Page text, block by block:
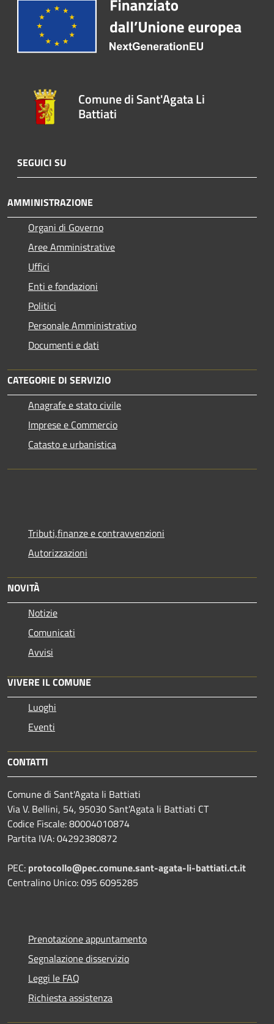
Comune di Sant'Agata Li
Battiati
SEGUICI SU
AMMINISTRAZIONE
Organi di Governo
Aree Amministrative
Uffici
Enti e fondazioni
Politici
Personale Amministrativo
Documenti e dati
CATEGORIE DI SERVIZIO
Anagrafe e stato civile
Imprese e Commercio
Catasto e urbanistica
Tributi,finanze e contravvenzioni
Autorizzazioni
NOVITÀ
Notizie
Comunicati
Avvisi
VIVERE IL COMUNE
Luoghi
Eventi
CONTATTI
Comune di Sant'Agata li Battiati
Via V. Bellini, 54, 95030 Sant'Agata li Battiati CT
Codice Fiscale: 80004010874
Partita IVA: 04292380872
PEC: protocollo@pec.comune.sant-agata-li-battiati.ct.it
Centralino Unico: 095 6095285
Prenotazione appuntamento
Segnalazione disservizio
Leggi le FAQ
Richiesta assistenza